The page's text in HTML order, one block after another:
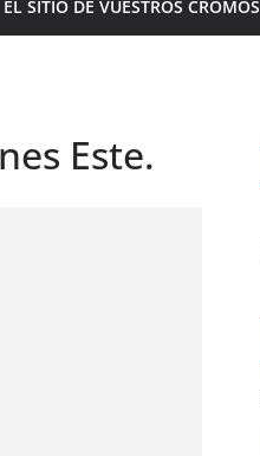
EL SITIO DE VUESTROS CROMOS
Este.